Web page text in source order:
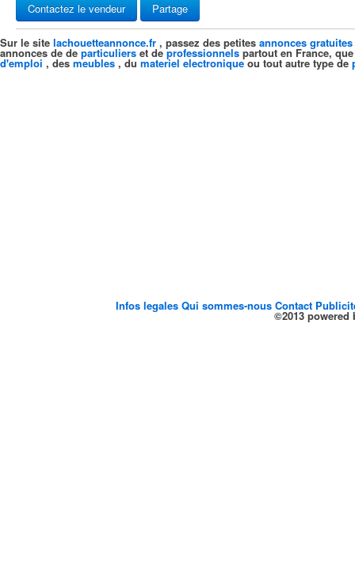
Contactez le vendeur Partage
Sur le site lachouetteannonce.fr , passez des petites annonces gratuites
annonces de de particuliers et deprofessionnels partout en France,
d'emploi , des meubles , du materiel electroniqueou tout autre type de
Infos legalesQui sommes-nousContact
©2013 powered